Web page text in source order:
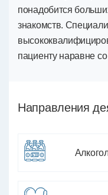
понадобится
знакомств.
пациенту наравне
Направления